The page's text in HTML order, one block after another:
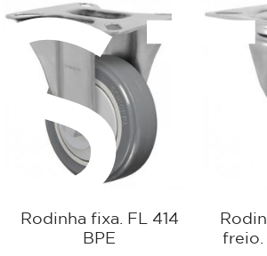
Rodinha fixa. FL 414
BPE
freio.